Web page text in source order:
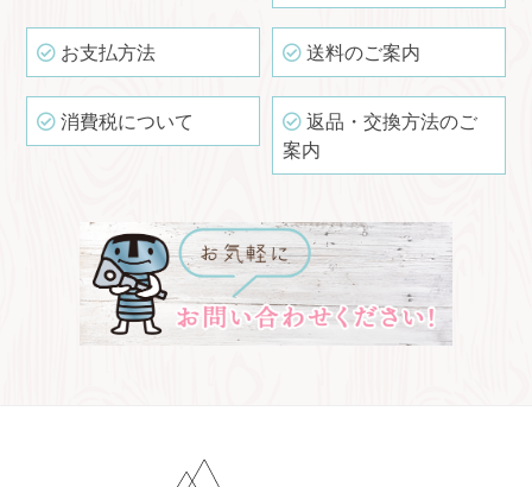
お支払方法 送料のご案内
消費税について
返品・交換方法のご
案内